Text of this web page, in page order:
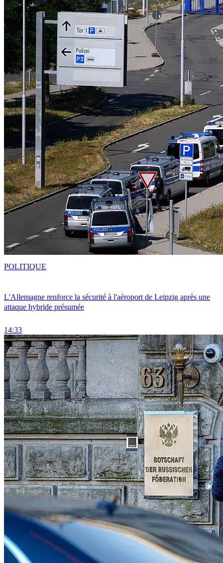
L'Allemagne renforce la sécurité à l'aéroport de Leipzig après une
attaque hybride présumée
14:33
POLITIQUE